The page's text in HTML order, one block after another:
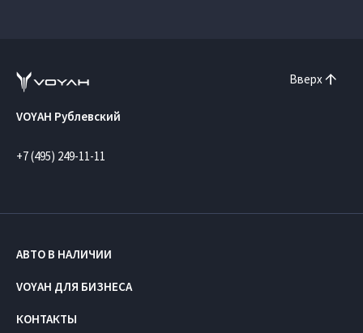
Вверх
VOYAH Рублевский
+7 (495) 249-11-11
АВТО В НАЛИЧИИ
VOYAH ДЛЯ БИЗНЕСА
КОНТАКТЫ